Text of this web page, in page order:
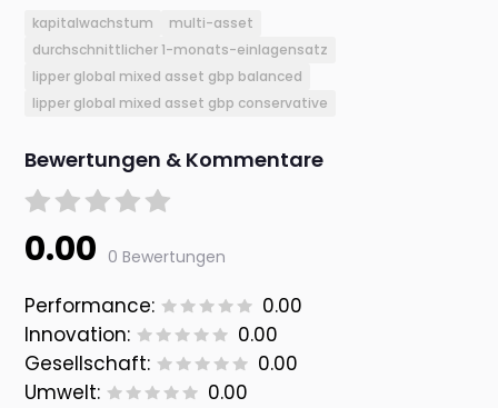
kapitalwachstum
multi-asset
durchschnittlicher 1-monats-einlagensatz
lipper global mixed asset gbp balanced
lipper global mixed asset gbp conservative
Bewertungen & Kommentare
0.00 0 Bewertungen
Performance:
0.00
Innovation:
0.00
Gesellschaft:
0.00
Umwelt:
0.00